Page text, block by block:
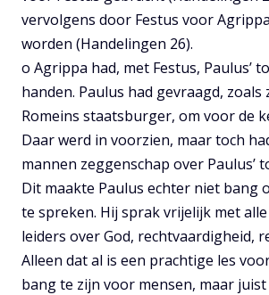
vervolgens door Festus voor
worden (Handelingen 26).
o Agrippa had, met Festus, Paulus’
handen. Paulus had gevraagd, zoals
Romeins staatsburger, om voor de
Daar werd in voorzien, maar toch
mannen zeggenschap over Paulus’
Dit maakte Paulus echter niet bang
te spreken. Hij sprak vrijelijk met
leiders over God, rechtvaardigheid,
Alleen dat al is een prachtige les
bang te zijn voor mensen, maar